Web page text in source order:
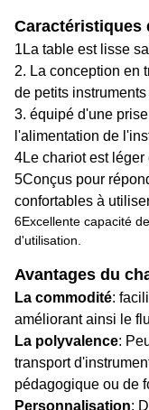
Caractéristiques
1La table est lisse
2. La conception en
de petits
3. équipé d'une
l'alimentation de
4Le chariot est
5Conçus pour
confortables à
6Excellente capacité
d'utilisation.
Avantages du
La commodité:
améliorant ainsi le
La polyvalence:
transport
pédagogique ou de
Personnalisation: